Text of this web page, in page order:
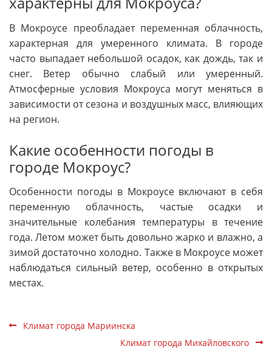
В Мокроусе преобладает переменная облачность,
характерная для умеренного климата. В городе
часто выпадает небольшой осадок, как дождь, так и
снег. Ветер обычно слабый или умеренный.
Атмосферные условия Мокроуса могут меняться в
зависимости от сезона и воздушных масс, влияющих
на регион.
Какие особенности погоды в
городе Мокроус?
Особенности погоды в Мокроусе включают в себя
переменную облачность, частые осадки и
значительные колебания температуры в течение
года. Летом может быть довольно жарко и влажно, а
зимой достаточно холодно. Также в Мокроусе может
наблюдаться сильный ветер, особенно в открытых
местах.
Климат города Мариинска
Климат города Михайловского